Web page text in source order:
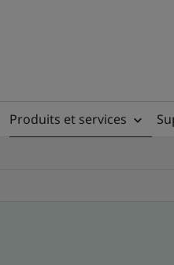
Produits et services